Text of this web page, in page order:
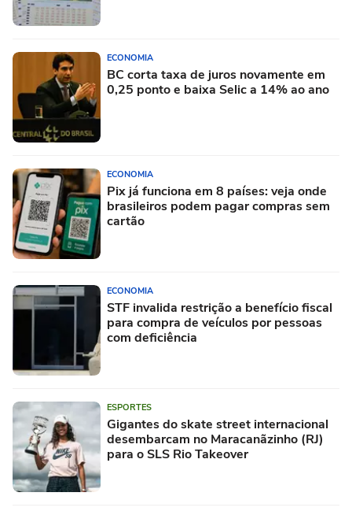
ECONOMIA
BC corta taxa de juros novamente em
0,25 ponto e baixa Selic a 14% ao ano
ECONOMIA
Pix já funciona em 8 países: veja onde
brasileiros podem pagar compras sem
cartão
ECONOMIA
STF invalida restrição a benefício fiscal
para compra de veículos por pessoas
com deficiência
ESPORTES
Gigantes do skate street internacional
desembarcam no Maracanãzinho (RJ)
para o SLS Rio Takeover